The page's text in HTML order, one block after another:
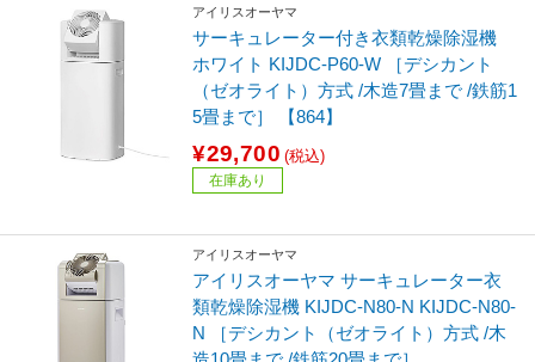
アイリスオーヤマ
サーキュレーター付き衣類乾燥除湿機
ホワイト KIJDC-P60-W ［デシカント
（ゼオライト）方式 /木造7畳まで /鉄筋1
5畳まで］ 【864】
¥29,700 (税込)
在庫あり
アイリスオーヤマ
アイリスオーヤマ サーキュレーター衣
類乾燥除湿機 KIJDC-N80-N KIJDC-N80-
N ［デシカント（ゼオライト）方式 /木